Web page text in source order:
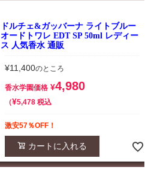
ドルチェ&ガッバーナ ライトブルー
オードトワレ EDT SP 50ml レディー
ス 人気香水 通販
¥11,400のところ
香水学園価格 ¥4,980
¥5,478 税込
激安57％OFF！
カートに入れる